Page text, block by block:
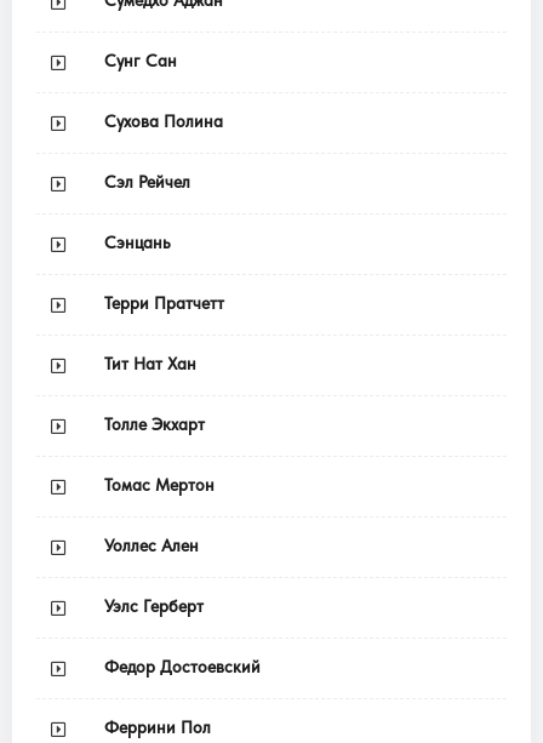
Сунг Сан
Сухова Полина
Сэл Рейчел
Сэнцань
Терри Пратчетт
Тит Нат Хан
Толле Экхарт
Томас Мертон
Уоллес Ален
Уэлс Герберт
Федор Достоевский
Феррини Пол